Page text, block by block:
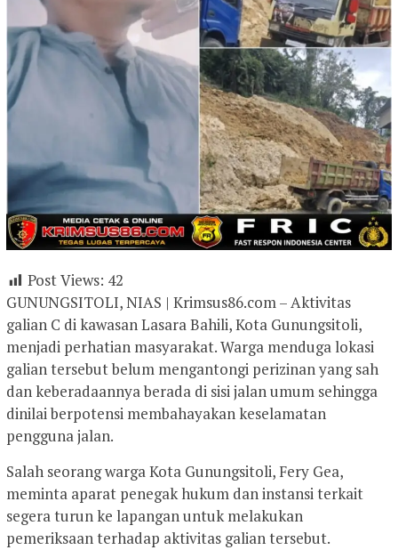
Post Views: 42
GUNUNGSITOLI, NIAS | Krimsus86.com – Aktivitas
galian C di kawasan Lasara Bahili, Kota Gunungsitoli,
menjadi perhatian masyarakat. Warga menduga lokasi
galian tersebut belum mengantongi perizinan yang sah
dan keberadaannya berada di sisi jalan umum sehingga
dinilai berpotensi membahayakan keselamatan
pengguna jalan.
Salah seorang warga Kota Gunungsitoli, Fery Gea,
meminta aparat penegak hukum dan instansi terkait
segera turun ke lapangan untuk melakukan
pemeriksaan terhadap aktivitas galian tersebut.